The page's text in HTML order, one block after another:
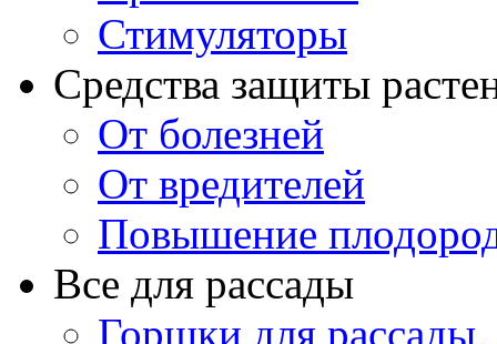
Стимуляторы
Средства защиты
От болезней
От вредителей
Повышение
Все для рассады
Горшки для рассады,